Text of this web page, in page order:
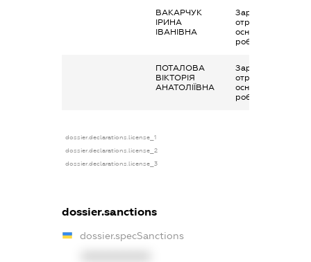
ВАКАРЧУК
ІРИНА
ІВАНІВНА
Заробітна плата
отримана за
основним місцем
роботи
ПОТАЛОВА
ВІКТОРІЯ
АНАТОЛІЇВНА
Заробітна плата
отримана за
основним місцем
роботи
dossier.declarations.license_1
dossier.declarations.license_2
dossier.declarations.license_3
dossier.sanctions
dossier.specSanctions